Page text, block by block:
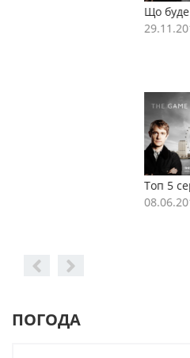
Що буде модним у 2017році
ПОГОДА